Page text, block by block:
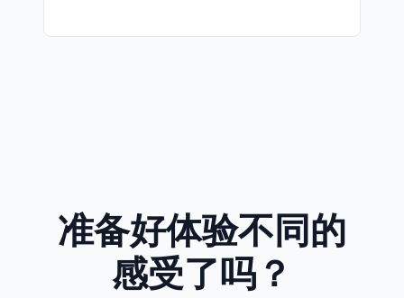
准备好体验不同的
感受了吗？